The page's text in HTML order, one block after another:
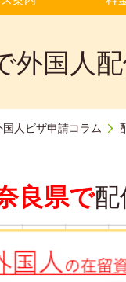
外国人
国人ビザ申請コラム
良県で配